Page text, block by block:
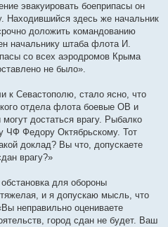
эвакуировать боеприпасы он
Находившийся здесь же начальник
доложить командованию
начальнику штаба флота И.
со всех аэродромов Крыма
не было».
к Севастополю, стало ясно, что
отдела флота боевые ОВ и
достаться врагу. Рыбалко
Федору Октябрьскому. Тот
доклад? Вы что, допускаете
врагу?»
для обороны
и я допускаю мысль, что
неправильно оцениваете
город сдан не будет. Ваш